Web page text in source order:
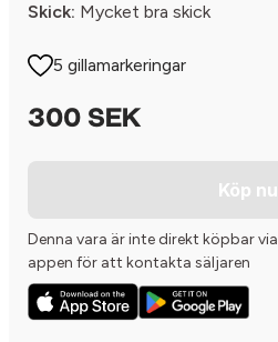
Skick: Mycket bra skick
5 gillamarkeringar
300 SEK
Köp nu
Denna vara är inte direkt köpbar
appen för att kontakta säljaren